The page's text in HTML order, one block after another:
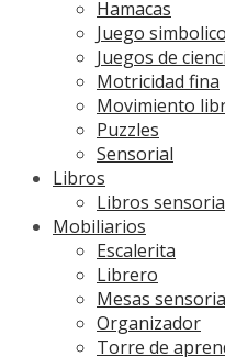
Hamacas
Juego simbolico
Juegos de
Motricidad fina
Movimiento
Puzzles
Sensorial
Libros
Libros
Mobiliarios
Escalerita
Librero
Mesas
Organizador
Torre de